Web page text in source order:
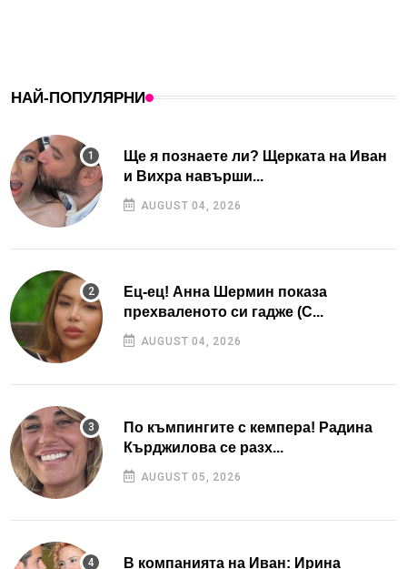
НАЙ-ПОПУЛЯРНИ
Ще я познаете ли? Щерката на Иван
и Вихра навърши...
AUGUST 04, 2026
Ец-ец! Анна Шермин показа
прехваленото си гадже (С...
AUGUST 04, 2026
По къмпингите с кемпера! Радина
Кърджилова се разх...
AUGUST 05, 2026
В компанията на Иван: Ирина